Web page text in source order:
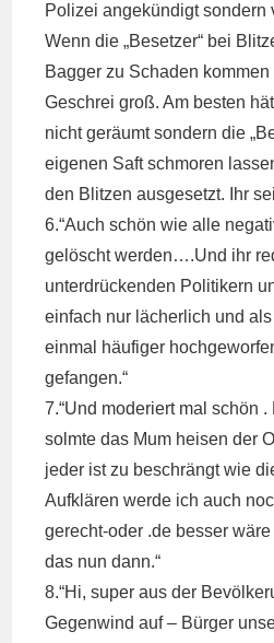
Polizei angekündigt sondern
Wenn die „Besetzer“ bei
Bagger zu Schaden
Geschrei groß. Am besten
nicht geräumt sondern die
eigenen Saft schmoren
den Blitzen ausgesetzt. Ihr
6.“Auch schön wie alle
gelöscht werden….Und ihr
unterdrückenden Politikern
einfach nur lächerlich und
einmal häufiger
gefangen.“
7.“Und moderiert mal schön
solmte das Mum heisen der
jeder ist zu beschrängt wie
Aufklären werde ich auch
gerecht-oder .de besser wäre
das nun dann.“
8.“Hi, super aus der
Gegenwind auf – Bürger